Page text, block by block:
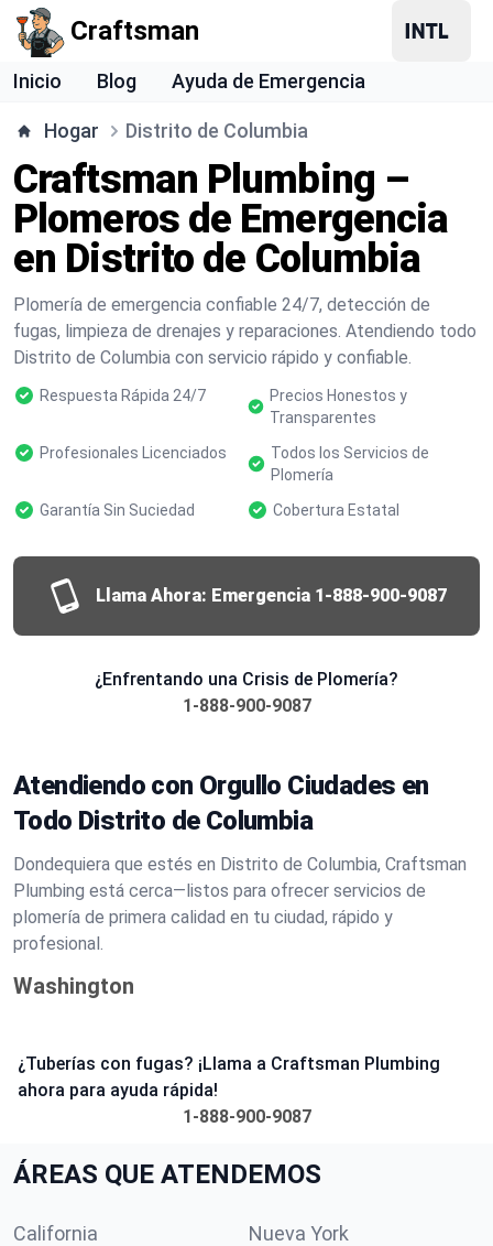
Craftsman
Inicio Blog Ayuda de Emergencia
Hogar Distrito de Columbia
Craftsman Plumbing –
Plomeros de Emergencia
en Distrito de Columbia
Plomería de emergencia confiable 24/7, detección de
fugas, limpieza de drenajes y reparaciones. Atendiendo todo
Distrito de Columbia con servicio rápido y confiable.
Respuesta Rápida 24/7
Precios Honestos y
Transparentes
Profesionales Licenciados
Todos los Servicios de
Plomería
Garantía Sin Suciedad
Cobertura Estatal
Llama Ahora: Emergencia 1-888-900-9087
¿Enfrentando una Crisis de Plomería?
1-888-900-9087
Atendiendo con Orgullo Ciudades en
Todo Distrito de Columbia
Dondequiera que estés en Distrito de Columbia, Craftsman
Plumbing está cerca—listos para ofrecer servicios de
plomería de primera calidad en tu ciudad, rápido y
profesional.
Washington
¿Tuberías con fugas? ¡Llama a Craftsman Plumbing
ahora para ayuda rápida!
1-888-900-9087
ÁREAS QUE ATENDEMOS
California Nueva York